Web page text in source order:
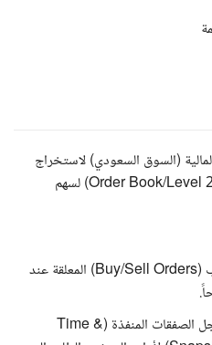
(السوق السعودي) لاستخراج
بيانات تاريخية دقيقة لعمق السوق (Order Book/Level 2) لسهم
استخراج سجل أوامر العرض والطلب (Buy/Sell Orders) المعلقة عند
يرجى ملاحظة أنني لا أحتاج إلى سجل الصفقات المنفذة (Time &